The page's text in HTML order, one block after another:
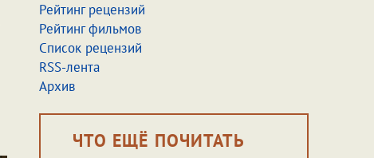
Рейтинг рецензий
Рейтинг фильмов
Список рецензий
RSS-лента
Архив
ЧТО ЕЩЁ ПОЧИТАТЬ